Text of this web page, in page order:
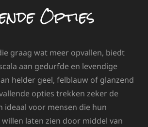
Opties
graag wat meer opvallen, biedt
aan gedurfde en levendige
helder geel, felblauw of glanzend
opties trekken zeker de
ideaal voor mensen die hun
laten zien door middel van